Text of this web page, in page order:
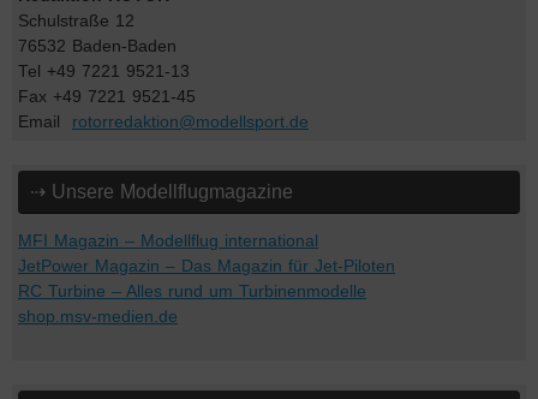
Schulstraße 12
76532 Baden-Baden
Tel +49 7221 9521-13
Fax +49 7221 9521-45
Email rotorredaktion@modellsport.de
⇢ Unsere Modellflugmagazine
MFI Magazin – Modellflug international
JetPower Magazin – Das Magazin für Jet-Piloten
RC Turbine – Alles rund um Turbinenmodelle
shop.msv-medien.de